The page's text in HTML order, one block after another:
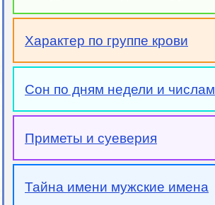
Характер по группе крови
Сон по дням недели и числам
Приметы и суеверия
Тайна имени мужские имена